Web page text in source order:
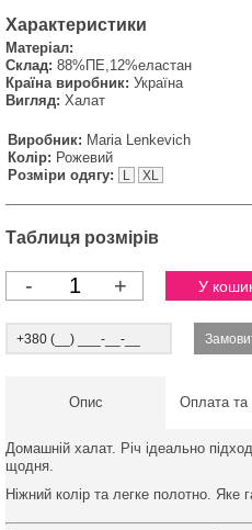
Характеристики
Матеріал:
Склад: 88%ПЕ,12%еластан
Країна виробник: Україна
Вигляд: Халат
Виробник: Maria Lenkevich
Колір: Рожевий
Розміри одягу:
L XL
Таблиця розмірів
- +
Опис Оплата та
Домашній халат. Річ ідеально
щодня.
Ніжний колір та легке полотно. Яке